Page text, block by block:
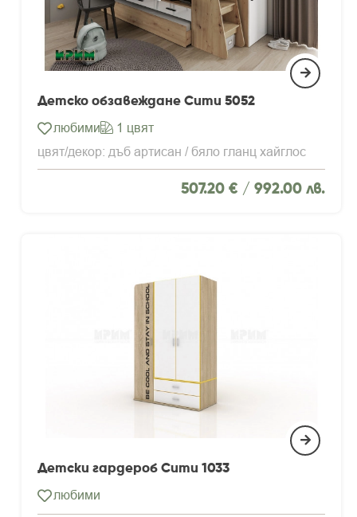
Детско обзавеждане Сити 5052
любими
1 цвят
цвят/декор: дъб артисан / бяло гланц хайглос
507.20 € / 992.00 лв.
Детски гардероб Сити 1033
любими